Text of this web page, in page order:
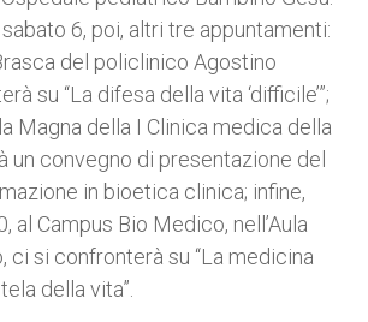
6, poi, altri tre appuntamenti:
del policlinico Agostino
su “La difesa della vita ‘difficile’”;
Magna della I Clinica medica della
un convegno di presentazione del
in bioetica clinica; infine,
al Campus Bio Medico, nell’Aula
ci si confronterà su “La medicina
della vita”.